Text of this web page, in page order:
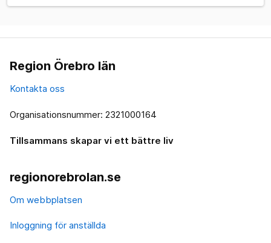
Region Örebro län
Kontakta oss
Organisationsnummer: 2321000164
Tillsammans skapar vi ett bättre liv
regionorebrolan.se
Om webbplatsen
Inloggning för anställda